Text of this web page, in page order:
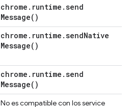
chrome . runtime .send
Message( )
chrome . runtime .sendNative
Message( )
chrome . runtime .send
Message( )
No es compatible con los service